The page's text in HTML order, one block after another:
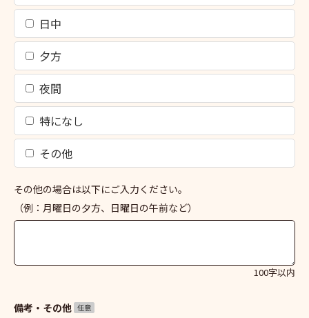
日中
夕方
夜間
特になし
その他
その他の場合は以下にご入力ください。
（例：月曜日の夕方、日曜日の午前など）
100字以内
備考・その他 任意